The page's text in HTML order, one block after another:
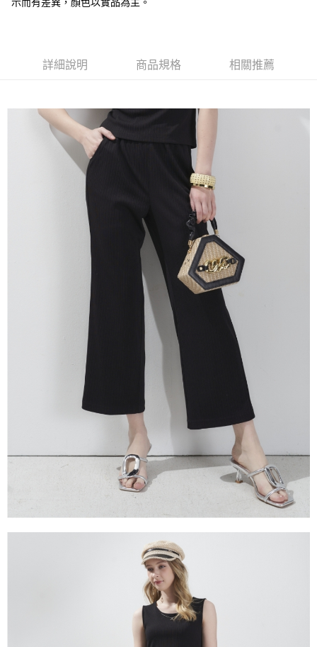
【大哥付你分期使用說明】
1.本服務由台灣大哥大提供，台灣大哥大用戶可立即使用無須另外申請。
成交易。
3.實際核准額度、可分期數及費用金額請依後續交易確認頁面所載為準。
4.訂單成立30分鐘內，如未前往確認交易或遇審核未通過，訂單將自動取
消。如遇「轉專審核」未通過狀況，表示未達大哥付你分期系統評分，恕無
法說明評估內容。
【繳款方式說明】
1.分期款項不併入電信帳單，「大哥付你分期」於每月結算日後寄送繳費提
2.透過簡訊連結打開帳單後，可選擇「超商條碼／台灣大直營門市／銀行轉
帳／街口支付／iPASS MONEY」等通路繳費。
1.本服務係由「台灣大哥大股份有限公司」（以下簡稱本公司）所提供，讓
用戶於交易時，得透過本服務購買商品或服務，並由商店將買賣／分期付款
買賣價金債權讓與本公司後，依約使用本公司帳單繳交帳款。
2.基於同意付款使用「大哥付你分期」之契約關係目的，商店將以您的個人
資料（包含姓名、電話或地址）提供予台灣大哥大進項蒐集、處理及利用，
由本公司與您本人進行分期帳單所需資料之確認、核對及更正。
3.完整用戶服務條款，請詳閱以下連結：
https://oppay.tw/userRule
AFTEE先享後付
AFTEE先享後付是「在收到商品之後才付款」的支付方式。 讓您購物簡單
便利好安心！
１．簡單：不需註冊會員、不需綁卡、不需儲值。
２．便利：只要手機號碼，簡訊認證，即可結帳。
３．安心：先確認商品／服務後，再付款。
１．於結帳方式選擇「AFTEE先享後付」後，將跳轉至「AFTEE先享後付」
結帳頁面，進行簡訊認證並確認金額後，即可完成結帳。
２．訂單成立數日內，您將收到繳費通知簡訊。
３．收到繳費通知簡訊後14天內，點擊此簡訊中的連結，可透過四大超商／
ATM／網路銀行／等多元方式進行付款，方視為交易完成。
※ 請注意：結帳手續完成當下不需立刻繳費，但若您需要取消訂單，請聯絡
購買商品的店家。未經商家同意取消之訂單仍視為有效，需透過AFTEE先享
後付繳納相關費用。
※ 交易是否成功請以「AFTEE先享後付 」之結帳頁面顯示為準，若有關於
是否繳費成功／繳費後需取消欲退款等相關疑問，請聯繫「AFTEE先享後付
https://netprotections.freshdesk.com/support/home
１．透過由恩沛科技股份有限公司提供之「AFTEE先享後付」服務完成之交
易，需依本服務之必要範圍內提供個人資料，並將交易相關給付款項請求債
權轉讓予恩沛科技股份有限公司。
２．關於個人資料處理事宜，請瀏覽以下網址：
https://aftee.tw/terms/#terms3
３．未成年的使用者請事先徵得法定代理人或監護人之同意方可使用
「AFTEE先享後付」，若未經同意申辦者引起之損失，本公司不負相關責
４．使用「AFTEE先享後付」時，將依據個別帳號之用戶狀況，依本公司即
時審查核予不同之上限額度；若仍有額度不足之情形，本公司將視審查結果
５．嚴禁一人註冊多個帳號或使用他人資訊註冊。若發現惡意使用之情形，
ATM付款
每筆NT$120，滿NT$2,000(含以上)免運費
每筆NT$120，滿NT$2,000(含以上)免運費
每筆NT$120，滿NT$2,000(含以上)免運費
詳細說明 商品規格 相關推薦